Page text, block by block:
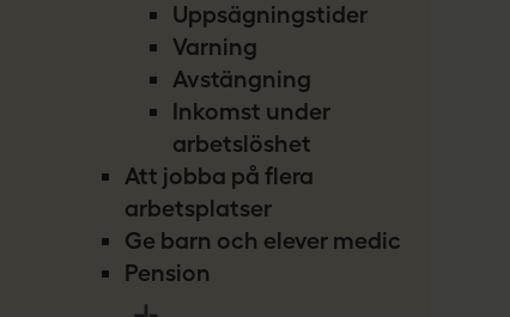
Uppsägningstider
Varning
Avstängning
Inkomst under
arbetslöshet
Att jobba på flera
arbetsplatser
Ge barn och elever medicin
Pension